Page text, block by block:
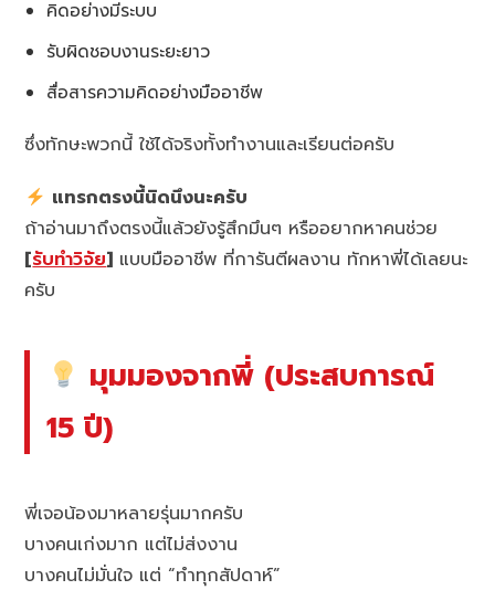
คิดอย่างมีระบบ
รับผิดชอบงานระยะยาว
สื่อสารความคิดอย่างมืออาชีพ
ซึ่งทักษะพวกนี้ ใช้ได้จริงทั้งทำงานและเรียนต่อครับ
แทรกตรงนี้นิดนึงนะครับ
ถ้าอ่านมาถึงตรงนี้แล้วยังรู้สึกมึนๆ หรืออยากหาคนช่วย
[รับทำวิจัย] แบบมืออาชีพ ที่การันตีผลงาน ทักหาพี่ได้เลยนะ
ครับ
มุมมองจากพี่ (ประสบการณ์
15 ปี)
พี่เจอน้องมาหลายรุ่นมากครับ
บางคนเก่งมาก แต่ไม่ส่งงาน
บางคนไม่มั่นใจ แต่ “ทำทุกสัปดาห์”